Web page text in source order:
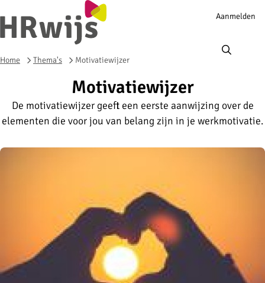
Account
Aanmelden
Home Thema's Motivatiewijzer
Motivatiewijzer
De motivatiewijzer geeft een eerste aanwijzing over de
elementen die voor jou van belang zijn in je werkmotivatie.